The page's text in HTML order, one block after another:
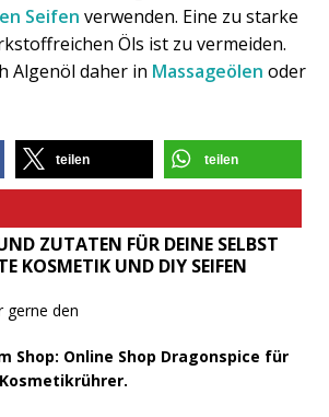
Seifen verwenden. Eine zu starke
Öls ist zu vermeiden.
Algenöl daher in Massageölen oder
teilen teilen
ZUTATEN FÜR DEINE SELBST
KOSMETIK UND DIY SEIFEN
gerne den
Shop: Online Shop Dragonspice für